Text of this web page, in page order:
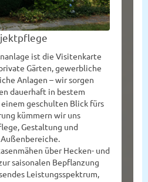
ist die Visitenkarte
Gärten, gewerbliche
Anlagen – wir sorgen
dauerhaft in bestem
geschulten Blick fürs
kümmern wir uns
Gestaltung und
über Hecken- und
saisonalen Bepflanzung
Leistungsspektrum,